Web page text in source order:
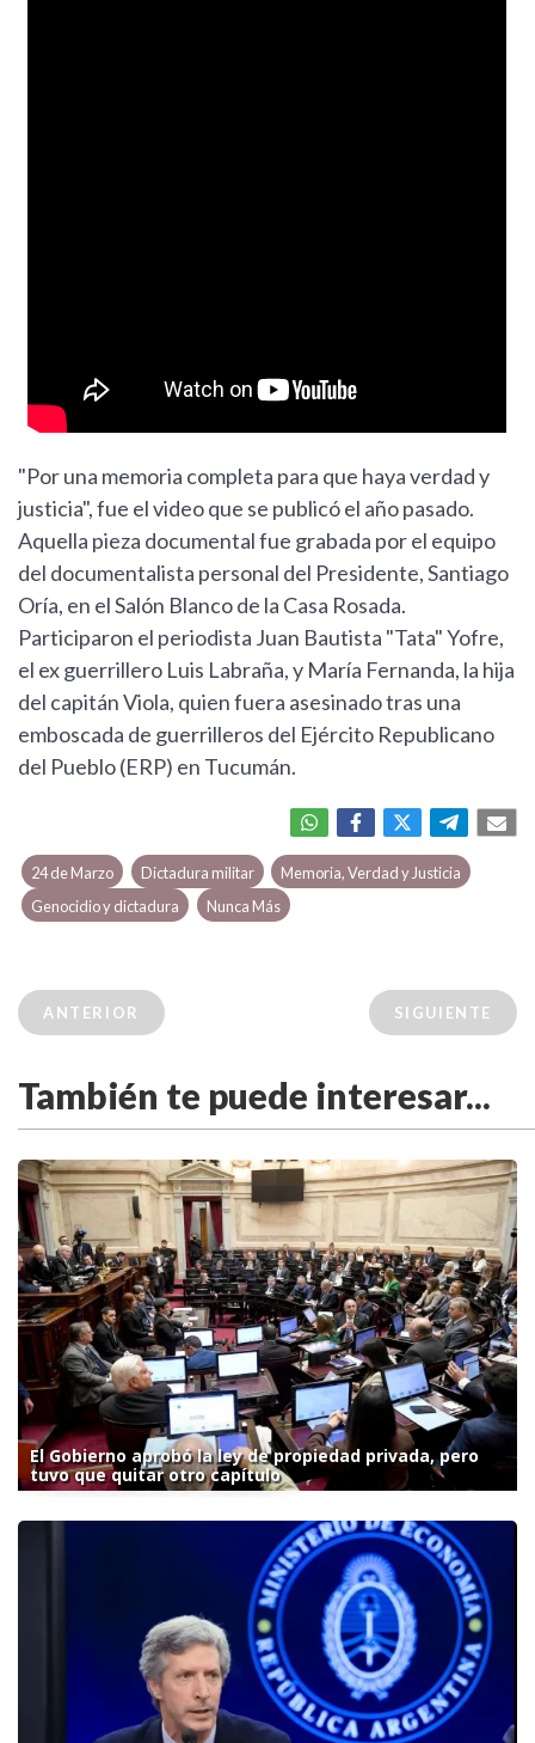
"Por una memoria completa para que haya verdad y
justicia", fue el video que se publicó el año pasado.
Aquella pieza documental fue grabada por el equipo
del documentalista personal del Presidente, Santiago
Oría, en el Salón Blanco de la Casa Rosada.
Participaron el periodista Juan Bautista "Tata" Yofre,
el ex guerrillero Luis Labraña, y María Fernanda, la hija
del capitán Viola, quien fuera asesinado tras una
emboscada de guerrilleros del Ejército Republicano
del Pueblo (ERP) en Tucumán.
24 de Marzo Dictadura militar
Memoria, Verdad y Justicia
Genocidio y dictadura
Nunca Más
ANTERIOR SIGUIENTE
También te puede interesar...
El Gobierno aprobó la ley de propiedad privada, pero
tuvo que quitar otro capítulo